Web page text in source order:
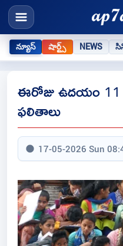
న్యూస్ షార్ట్స్ NEWS
ఈరోజు ఉదయం 11
ఫలితాలు
17-05-2026 Sun